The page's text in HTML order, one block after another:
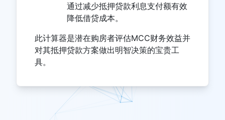
通过减少抵押贷款利息支付额有效
降低借贷成本。
此计算器是潜在购房者评估MCC财务效益并
对其抵押贷款方案做出明智决策的宝贵工
具。